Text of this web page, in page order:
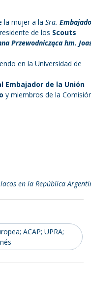
la mujer a la Sra.
de los Scouts
Przewodnicząca hm.
en la Universidad de
Embajador de la Unión
y miembros de la
en la República
ACAP; UPRA;